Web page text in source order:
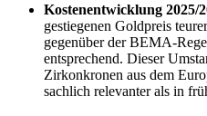
Kostenentwicklung 2025/
gestiegenen Goldpreis
gegenüber der BEMA-
entsprechend. Dieser
Zirkonkronen aus dem
sachlich relevanter als in